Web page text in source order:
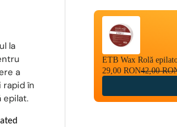
ETB Wax Rolă
29,00 RON42,00
la
a
rapid în
epilat.